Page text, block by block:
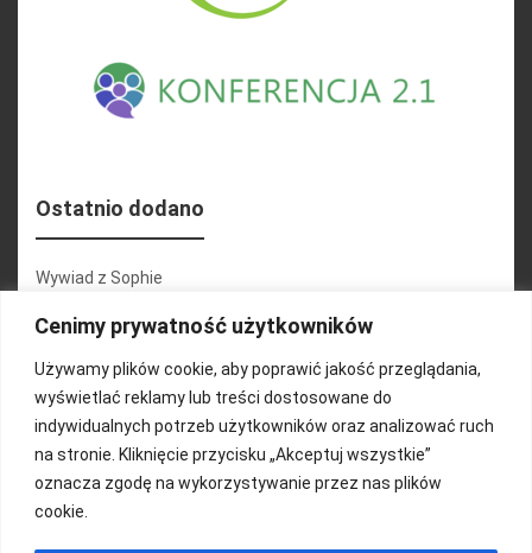
Cenimy prywatność użytkowników
Używamy plików cookie, aby poprawić jakość przeglądania,
wyświetlać reklamy lub treści dostosowane do
indywidualnych potrzeb użytkowników oraz analizować ruch
na stronie. Kliknięcie przycisku „Akceptuj wszystkie”
oznacza zgodę na wykorzystywanie przez nas plików
cookie.
Ostatnio dodano
Wywiad z Sophie
Konferencja 2.1
Martyna Wojciechowska
Relacja zdjęciowa 25.09.2024r (cz.2)
Wywiady z uczestnikami